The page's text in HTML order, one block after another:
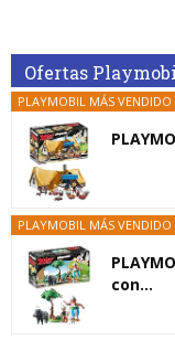
Ofertas
PLAYMOBIL MÁS VENDIDO
PLAYMOBIL MÁS
con...